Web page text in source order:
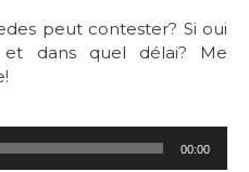
peut contester? Si oui
et dans quel délai? Me
00:00